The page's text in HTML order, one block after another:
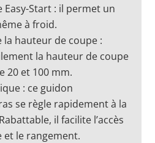
Easy-Start : il permet un
à froid.
la hauteur de coupe :
la hauteur de coupe
20 et 100 mm.
: ce guidon
se règle rapidement à la
il facilite l’accès
et le rangement.